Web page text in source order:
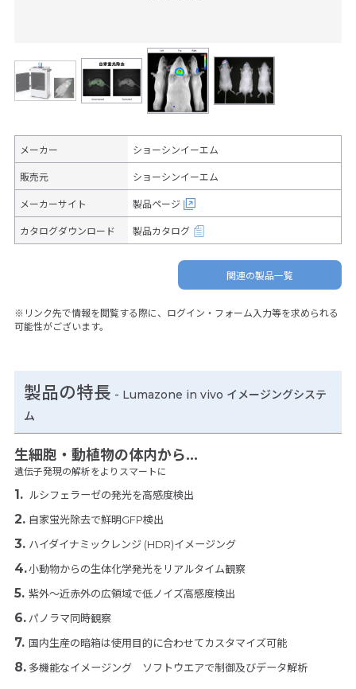
メーカー ショーシンイーエム
販売元 ショーシンイーエム
メーカーサイト 製品ページ
カタログダウンロード 製品カタログ
関連の製品一覧
※リンク先で情報を閲覧する際に、ログイン・フォーム入力等を求められる
可能性がございます。
製品の特長 - Lumazone in vivo イメージングシステ
ム
生細胞・動植物の体内から…
遺伝子発現の解析をよりスマートに
ルシフェラーゼの発光を高感度検出
自家蛍光除去で鮮明GFP検出
ハイダイナミックレンジ (HDR)イメージング
小動物からの生体化学発光をリアルタイム観察
紫外～近赤外の広領域で低ノイズ高感度検出
パノラマ同時観察
国内生産の暗箱は使用目的に合わせてカスタマイズ可能
多機能なイメージング ソフトウエアで制御及びデータ解析